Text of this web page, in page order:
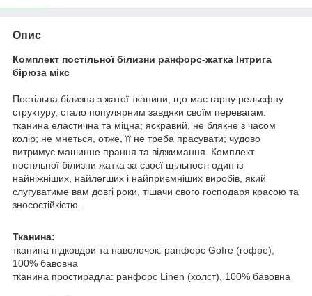
Опис
Комплект постільної білизни ранфорс-жатка Інтрига
бірюза мікс
Постільна білизна з жатої тканини, що має гарну рельєфну
структуру, стало популярним завдяки своїм перевагам:
тканина еластична та міцна; яскравий, не блякне з часом
колір; не мнеться, отже, її не треба прасувати; чудово
витримує машинне прання та віджимання. Комплект
постільної білизни жатка за своєї щільності один із
найніжніших, найлегших і найприємніших виробів, який
слугуватиме вам довгі роки, тішачи свого господаря красою та
зносостійкістю.
Тканина:
тканина підковдри та наволочок: ранфорс Gofre (гофре),
100% бавовна
тканина простирадла: ранфорс Linen (холст), 100% бавовна